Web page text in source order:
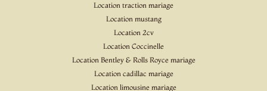
Location traction mariage
Location mustang
Location 2cv
Location Coccinelle
Location Bentley & Rolls Royce mariage
Location cadillac mariage
Location limousine mariage